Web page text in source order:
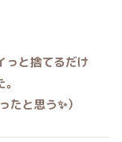
っと捨てるだけ
たと思う✨）